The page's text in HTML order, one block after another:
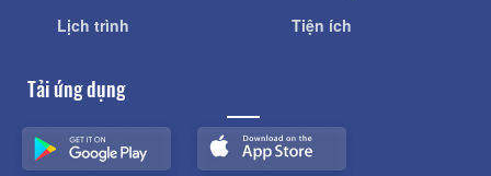
Lịch trình
Tiện ích
Tải ứng dụng